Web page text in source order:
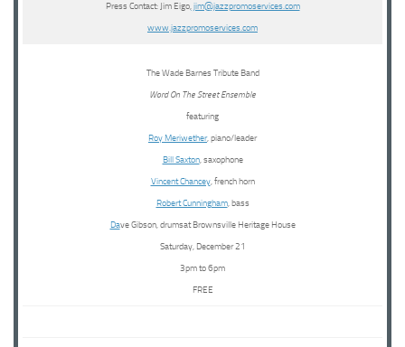
Press Contact: Jim Eigo,jim@jazzpromoservices.com
www.jazzpromoservices.com
The Wade Barnes Tribute Band
Word On The Street Ensemble
featuring
Roy Meriwether, piano/leader
Bill Saxton, saxophone
Vincent Chancey, french horn
Robert Cunningham, bass
Dave Gibson, drumsat Brownsville Heritage House
Saturday, December 21
3pm to 6pm
FREE